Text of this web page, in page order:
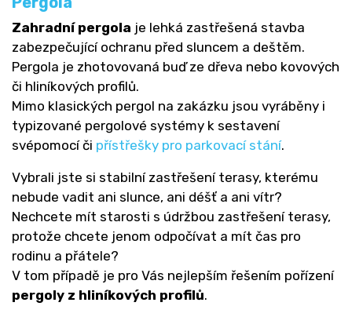
Zahradní pergola je lehká zastřešená stavba
zabezpečující ochranu před sluncem a deštěm.
Pergola je zhotovovaná buď ze dřeva nebo kovových
či hliníkových profilů.
Mimo klasických pergol na zakázku jsou vyráběny i
typizované pergolové systémy k sestavení
svépomocí či přístřešky pro parkovací stání.
Vybrali jste si stabilní zastřešení terasy, kterému
nebude vadit ani slunce, ani déšť a ani vítr?
Nechcete mít starosti s údržbou zastřešení terasy,
protože chcete jenom odpočívat a mít čas pro
rodinu a přátele?
V tom případě je pro Vás nejlepším řešením pořízení
pergoly z hliníkových profilů.